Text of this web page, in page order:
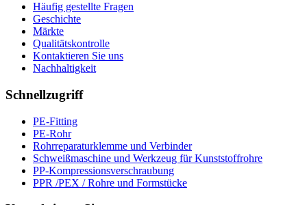
Häufig gestellte Fragen
Geschichte
Märkte
Qualitätskontrolle
Kontaktieren Sie uns
Nachhaltigkeit
Schnellzugriff
PE-Fitting
PE-Rohr
Rohrreparaturklemme und Verbinder
Schweißmaschine und Werkzeug für Kunststoffrohre
PP-Kompressionsverschraubung
PPR /PEX / Rohre und Formstücke